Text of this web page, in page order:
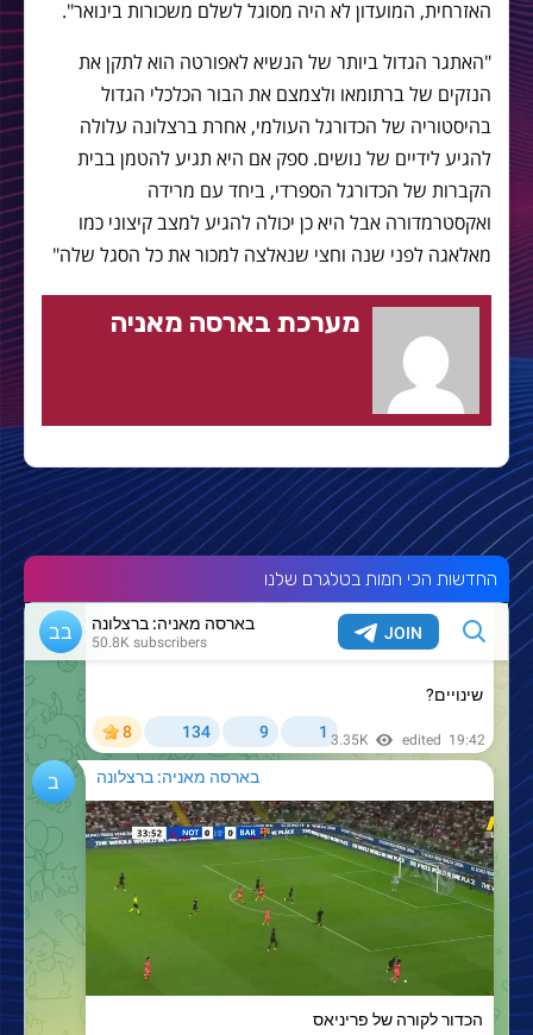
האזרחית, המועדון לא היה מסוגל לשלם משכורות בינואר".
"האתגר הגדול ביותר של הנשיא לאפורטה הוא לתקן את
הנזקים של ברתומאו ולצמצם את הבור הכלכלי הגדול
בהיסטוריה של הכדורגל העולמי, אחרת ברצלונה עלולה
להגיע לידיים של נושים. ספק אם היא תגיע להטמן בבית
הקברות של הכדורגל הספרדי, ביחד עם מרידה
ואקסטרמדורה אבל היא כן יכולה להגיע למצב קיצוני כמו
מאלאגה לפני שנה וחצי שנאלצה למכור את כל הסגל שלה"
מערכת בארסה מאניה
החדשות הכי חמות בטלגרם שלנו